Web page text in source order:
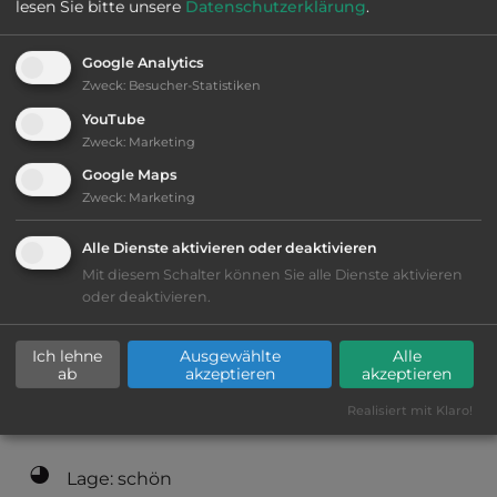
Fläche:
Telefon:
bis 35,- Euro
Lage: schön
lesen Sie bitte unsere Datenschutzerklärung.
Google Analytics
Zweck: Besucher-Statistiken
YouTube
Zweck: Marketing
Google Maps
Zweck: Marketing
Alle Dienste aktivieren oder deaktivieren
Mit diesem Schalter können Sie alle Dienste aktivieren
oder deaktivieren.
Ich lehne
ab
Ausgewählte
akzeptieren
Alle
akzeptieren
Realisiert mit Klaro!